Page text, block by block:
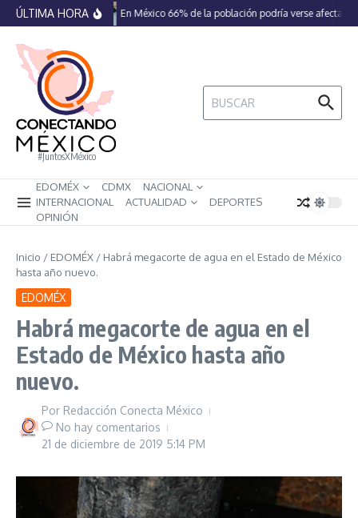
Saltar al contenido
ÚLTIMA HORA En México 66% de la población podría verse afectada
#JuntosXMéxico
Buscar:
EDOMÉX CDMX
NACIONAL
INTERNACIONAL
ACTUALIDAD
DEPORTES
OPINIÓN
Inicio / EDOMÉX / Habrá megacorte de agua en el Estado de México
hasta año nuevo.
EDOMÉX
Habrá megacorte de agua en el
Estado de México hasta año
nuevo.
Por Redacción Conecta México
No hay comentarios
21 de diciembre de 2019 5:14 PM